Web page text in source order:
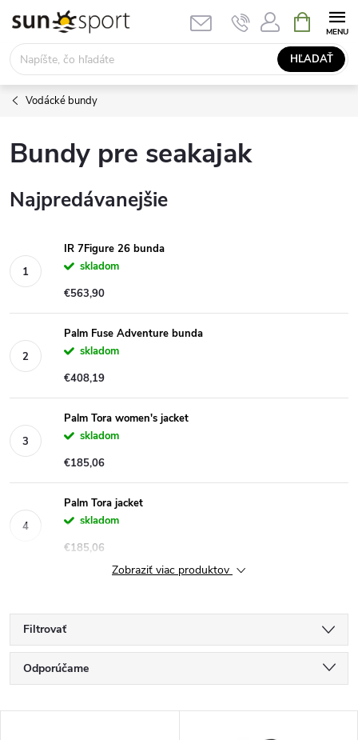
obsah
HĽADAŤ
KOŠÍK
Vodácké bundy
Bundy pre seakajak
Najpredávanejšie
IR 7Figure 26 bunda
skladom
€563,90
Palm Fuse Adventure bunda
skladom
€408,19
Palm Tora women's jacket
skladom
€185,06
Palm Tora jacket
skladom
€185,06
Zobraziť viac produktov
Filtrovať
R
a
Odporúčame